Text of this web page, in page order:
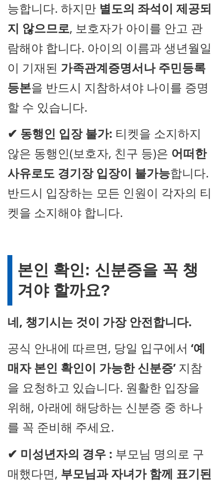
능합니다. 하지만 별도의 좌석이 제공되
지 않으므로, 보호자가 아이를 안고 관
람해야 합니다. 아이의 이름과 생년월일
이 기재된 가족관계증명서나 주민등록
등본을 반드시 지참하셔야 나이를 증명
할 수 있습니다.
✔ 동행인 입장 불가: 티켓을 소지하지
않은 동행인(보호자, 친구 등)은 어떠한
사유로도 경기장 입장이 불가능합니다.
반드시 입장하는 모든 인원이 각자의 티
켓을 소지해야 합니다.
본인 확인: 신분증을 꼭 챙
겨야 할까요?
네, 챙기시는 것이 가장 안전합니다.
공식 안내에 따르면, 당일 입구에서 ‘예
매자 본인 확인이 가능한 신분증’ 지참
을 요청하고 있습니다. 원활한 입장을
위해, 아래에 해당하는 신분증 중 하나
를 꼭 준비해 주세요.
✔ 미성년자의 경우 : 부모님 명의로 구
매했다면, 부모님과 자녀가 함께 표기된